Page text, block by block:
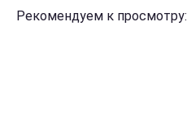
Рекомендуем к просмотру: